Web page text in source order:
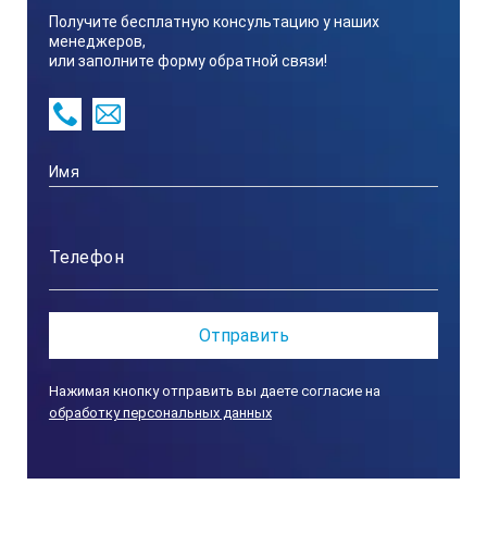
Получите бесплатную консультацию у наших
менеджеров,
или заполните форму обратной связи!
Нажимая кнопку отправить вы даете согласие на
обработку персональных данных